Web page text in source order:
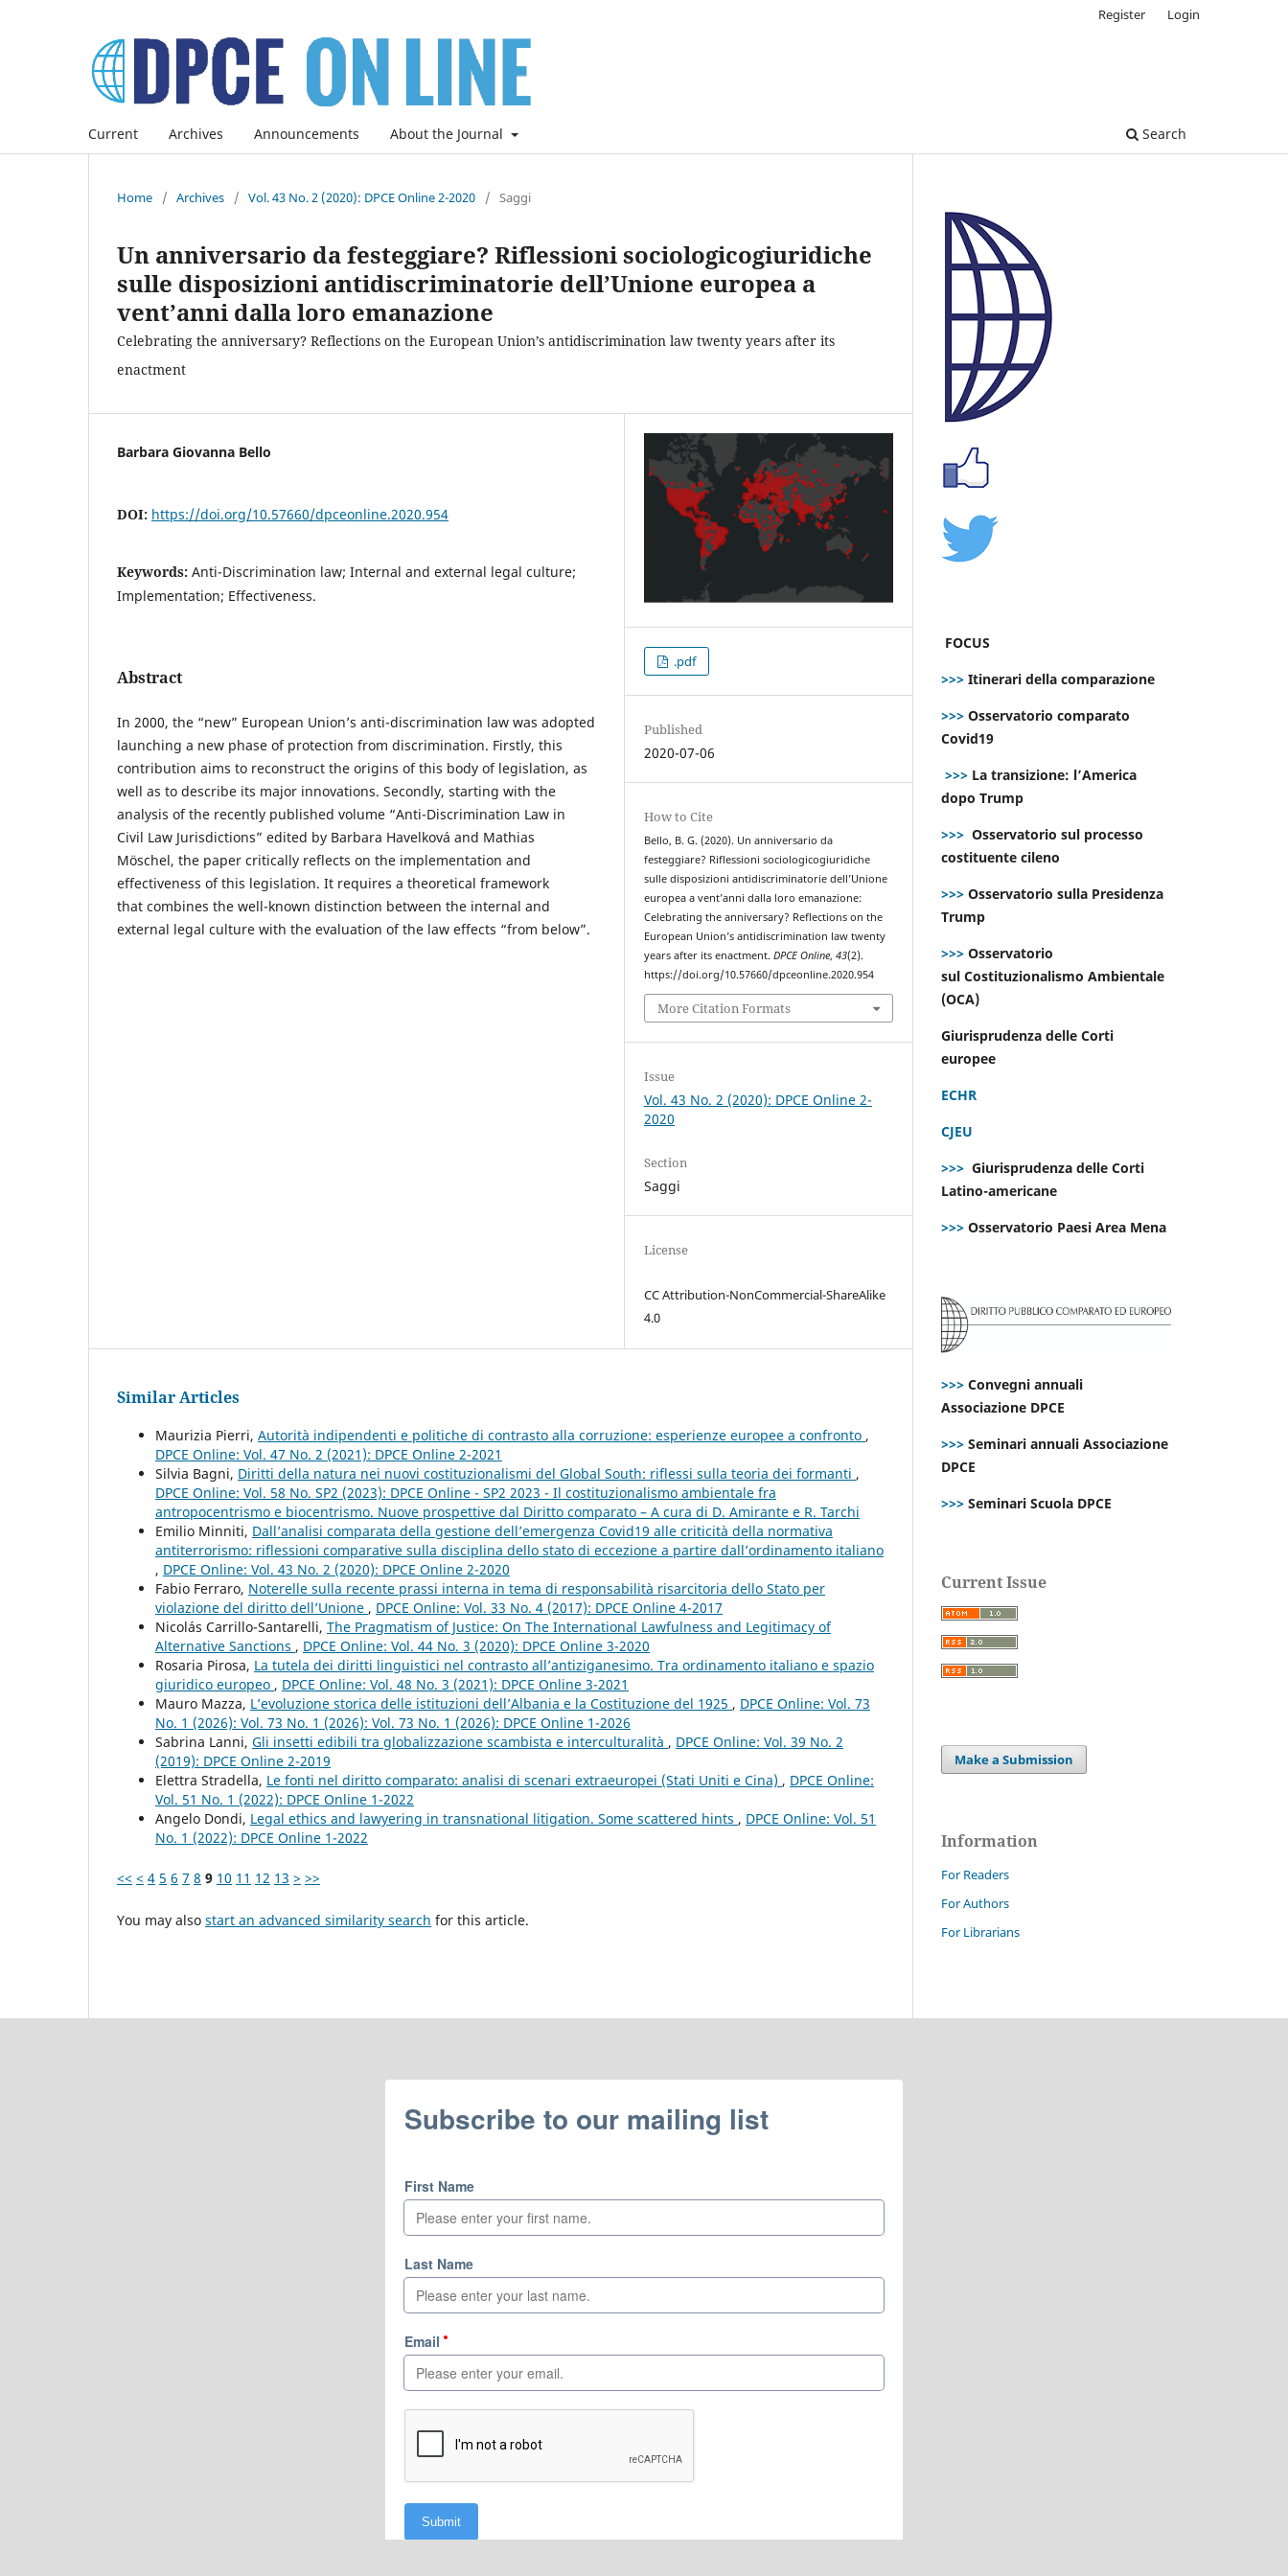
Current Archives Announcements About the Journal Search
Register Login
Home / Archives / Vol. 43 No. 2 (2020): DPCE Online 2-2020 / Saggi
Un anniversario da festeggiare? Riflessioni sociologicogiuridiche
sulle disposizioni antidiscriminatorie dell’Unione europea a
vent’anni dalla loro emanazione
Celebrating the anniversary? Reflections on the European Union’s antidiscrimination law twenty years after its
enactment
Barbara Giovanna Bello
DOI: https://doi.org/10.57660/dpceonline.2020.954
Keywords: Anti-Discrimination law; Internal and external legal culture;
Implementation; Effectiveness.
Abstract
In 2000, the “new” European Union’s anti-discrimination law was adopted
launching a new phase of protection from discrimination. Firstly, this
contribution aims to reconstruct the origins of this body of legislation, as
well as to describe its major innovations. Secondly, starting with the
analysis of the recently published volume “Anti-Discrimination Law in
Civil Law Jurisdictions” edited by Barbara Havelková and Mathias
Möschel, the paper critically reflects on the implementation and
effectiveness of this legislation. It requires a theoretical framework
that combines the well-known distinction between the internal and
external legal culture with the evaluation of the law effects “from below”.
.pdf
Published
2020-07-06
How to Cite
Bello, B. G. (2020). Un anniversario da
festeggiare? Riflessioni sociologicogiuridiche
sulle disposizioni antidiscriminatorie dell’Unione
europea a vent’anni dalla loro emanazione:
Celebrating the anniversary? Reflections on the
European Union’s antidiscrimination law twenty
years after its enactment.DPCE Online,43(2).
https://doi.org/10.57660/dpceonline.2020.954
More Citation Formats
Issue
Vol. 43 No. 2 (2020): DPCE Online 2-
2020
Section
Saggi
License
CC Attribution-NonCommercial-ShareAlike
4.0
Similar Articles
Maurizia Pierri, Autorità indipendenti e politiche di contrasto alla corruzione: esperienze europee a confronto ,
DPCE Online: Vol. 47 No. 2 (2021): DPCE Online 2-2021
Silvia Bagni, Diritti della natura nei nuovi costituzionalismi del Global South: riflessi sulla teoria dei formanti ,
DPCE Online: Vol. 58 No. SP2 (2023): DPCE Online - SP2 2023 - Il costituzionalismo ambientale fra
antropocentrismo e biocentrismo. Nuove prospettive dal Diritto comparato – A cura di D. Amirante e R. Tarchi
Emilio Minniti, Dall’analisi comparata della gestione dell’emergenza Covid19 alle criticità della normativa
antiterrorismo: riflessioni comparative sulla disciplina dello stato di eccezione a partire dall’ordinamento italiano
, DPCE Online: Vol. 43 No. 2 (2020): DPCE Online 2-2020
Fabio Ferraro, Noterelle sulla recente prassi interna in tema di responsabilità risarcitoria dello Stato per
violazione del diritto dell’Unione , DPCE Online: Vol. 33 No. 4 (2017): DPCE Online 4-2017
Nicolás Carrillo-Santarelli, The Pragmatism of Justice: On The International Lawfulness and Legitimacy of
Alternative Sanctions , DPCE Online: Vol. 44 No. 3 (2020): DPCE Online 3-2020
Rosaria Pirosa, La tutela dei diritti linguistici nel contrasto all’antiziganesimo. Tra ordinamento italiano e spazio
giuridico europeo , DPCE Online: Vol. 48 No. 3 (2021): DPCE Online 3-2021
Mauro Mazza, L’evoluzione storica delle istituzioni dell’Albania e la Costituzione del 1925 , DPCE Online: Vol. 73
No. 1 (2026): Vol. 73 No. 1 (2026): Vol. 73 No. 1 (2026): DPCE Online 1-2026
Sabrina Lanni, Gli insetti edibili tra globalizzazione scambista e interculturalità , DPCE Online: Vol. 39 No. 2
(2019): DPCE Online 2-2019
Elettra Stradella, Le fonti nel diritto comparato: analisi di scenari extraeuropei (Stati Uniti e Cina) , DPCE Online:
Vol. 51 No. 1 (2022): DPCE Online 1-2022
Angelo Dondi, Legal ethics and lawyering in transnational litigation. Some scattered hints , DPCE Online: Vol. 51
No. 1 (2022): DPCE Online 1-2022
<< < 4 5 6 7 8 9 10 11 12 13 > >>
You may also start an advanced similarity search for this article.
FOCUS
>>> Itinerari della comparazione
>>> Osservatorio comparato
Covid19
>>> La transizione: l’America
dopo Trump
>>> Osservatorio sul processo
costituente cileno
>>> Osservatorio sulla Presidenza
Trump
>>> Osservatorio
sul Costituzionalismo Ambientale
(OCA)
Giurisprudenza delle Corti
europee
ECHR
CJEU
>>> Giurisprudenza delle Corti
Latino-americane
>>> Osservatorio Paesi Area Mena
>>> Convegni annuali
Associazione DPCE
>>> Seminari annuali Associazione
DPCE
>>> Seminari Scuola DPCE
Current Issue
Make a Submission
Information
For Readers
For Authors
For Librarians